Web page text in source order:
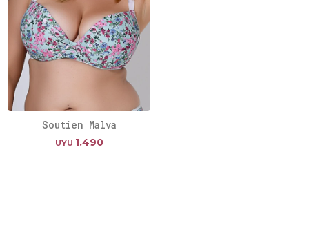
Soutien Malva
UYU 1.490